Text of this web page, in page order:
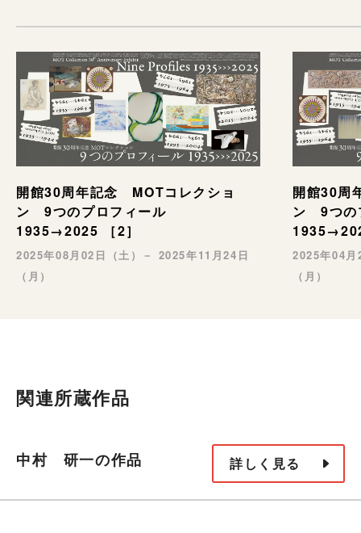
開館30周年記念 MOTコレクショ
ン 9つのプロフィール
1935→2025 ［2］
2025年08月02日（土）－ 2025年11月24日
（月）
開館30周
ン 9つ
2025年04
（月）
関連所蔵作品
中村 研一の作品 詳しく見る